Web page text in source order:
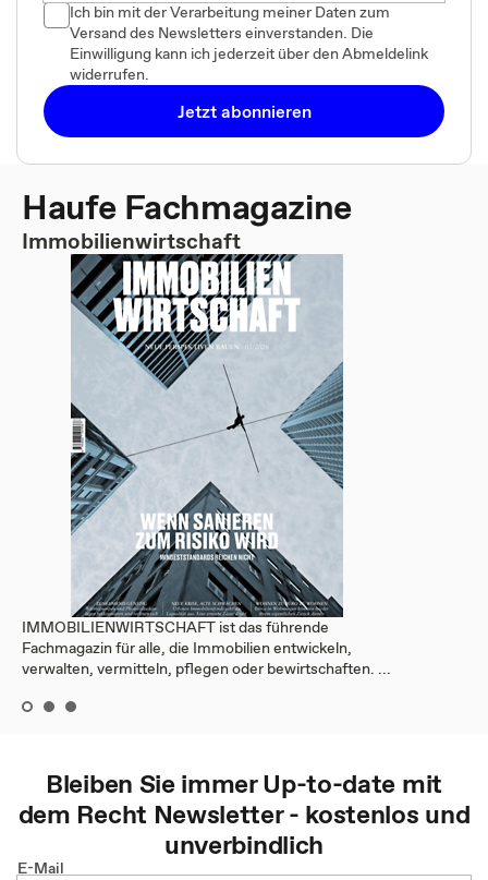
Ich bin mit der Verarbeitung meiner Daten zum
Versand des Newsletters einverstanden. Die
Einwilligung kann ich jederzeit über den Abmeldelink
widerrufen.
Jetzt abonnieren
Haufe Fachmagazine
Immobilienwirtschaft
IMMOBILIENWIRTSCHAFT ist das führende
Fachmagazin für alle, die Immobilien entwickeln,
verwalten, vermitteln, pflegen oder bewirtschaften. ...
Bleiben Sie immer Up-to-date mit
dem Recht Newsletter - kostenlos und
unverbindlich
E-Mail